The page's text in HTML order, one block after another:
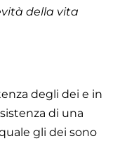
della vita
degli dei e in
di una
gli dei sono